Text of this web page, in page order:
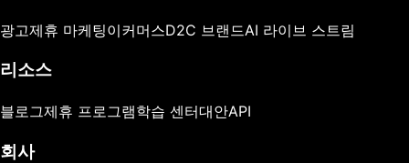
광고제휴 마케팅이커머스D2C 브랜드AI 라이브 스트림
리소스
블로그제휴 프로그램학습 센터대안API
회사